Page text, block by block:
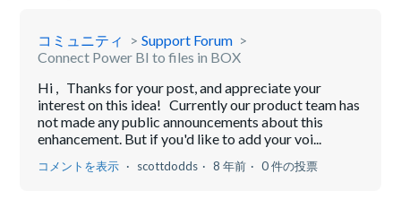
コミュニティ
Support Forum
Connect Power BI to files in BOX
Hi , Thanks for your post, and appreciate your
interest on this idea! Currently our product team has
not made any public announcements about this
enhancement. But if you'd like to add your voi...
コメントを表示 scottdodds 8 年前 0 件の投票